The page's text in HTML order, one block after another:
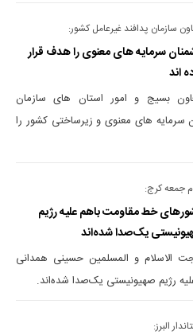
سازمان پدافند غیرعامل کشور:
سرمایه های معنوی را هدف قرار
اند
بسیج و امور استان های سازمان
سرمایه های معنوی و زیرساختی کشور را
جمعه کرج:
خط مقاومت باهم علیه رژیم
یک‌صدا شده‌اند
الاسلام‌ و المسلمین حسینی همدانی
رژیم صهیونیستی یک‌صدا شده‌اند.
البرز: